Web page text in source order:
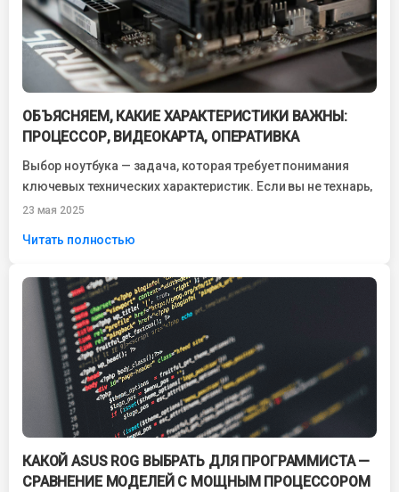
ОБЪЯСНЯЕМ, КАКИЕ ХАРАКТЕРИСТИКИ ВАЖНЫ:
ПРОЦЕССОР, ВИДЕОКАРТА, ОПЕРАТИВКА
Выбор ноутбука — задача, которая требует понимания
ключевых технических характеристик. Если вы не технарь,
но хотите купить устройство, которое прослужит...
23 мая 2025
Читать полностью
КАКОЙ ASUS ROG ВЫБРАТЬ ДЛЯ ПРОГРАММИСТА —
СРАВНЕНИЕ МОДЕЛЕЙ С МОЩНЫМ ПРОЦЕССОРОМ